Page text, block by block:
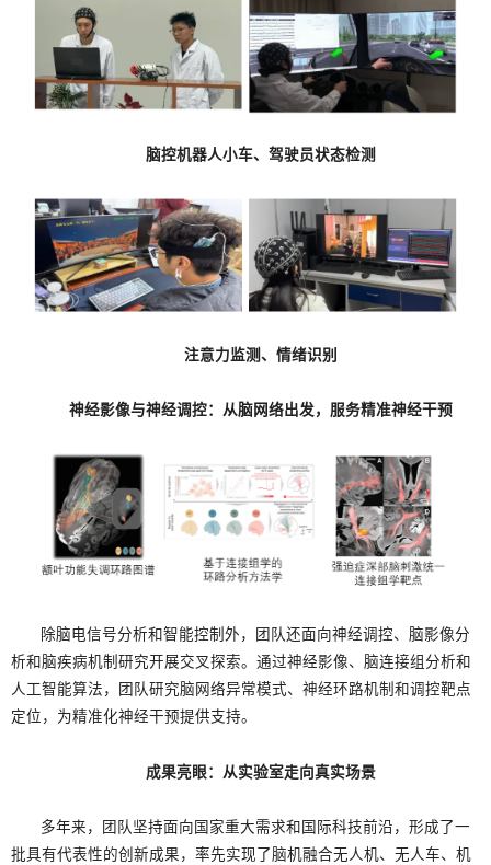
脑控机器人小车、驾驶员状态检测
注意力监测、情绪识别
神经影像与神经调控： 从脑网络出发，服务精准神经干预
除脑电信号分析和智能控制外，团队还面向神经调控、脑影像分
析和脑疾病机制研究开展交叉探索。通过神经影像、脑连接组分析和
人工智能算法，团队研究脑网络异常模式、神经环路机制和调控靶点
定位，为精准化神经干预提供支持。
成果亮眼：从实验室走向真实场景
多年来，团队坚持面向国家重大需求和国际科技前沿，形成了一
批具有代表性的创新成果，率先实现了脑机融合无人机、无人车、机